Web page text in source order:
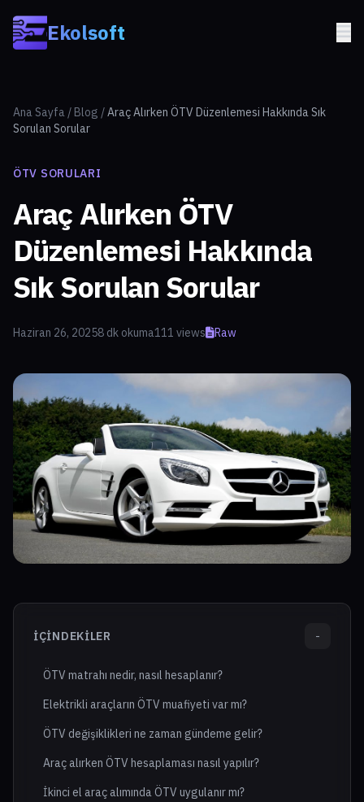
Ekolsoft
Ana Sayfa / Blog /Araç Alırken ÖTV Düzenlemesi Hakkında Sık
Sorulan Sorular
ÖTV SORULARI
Araç Alırken ÖTV
Düzenlemesi Hakkında
Sık Sorulan Sorular
Haziran 26, 20258 dk okuma111 views Raw
İÇINDEKILER -
ÖTV matrahı nedir, nasıl hesaplanır?
Elektrikli araçların ÖTV muafiyeti var mı?
ÖTV değişiklikleri ne zaman gündeme gelir?
Araç alırken ÖTV hesaplaması nasıl yapılır?
İkinci el araç alımında ÖTV uygulanır mı?